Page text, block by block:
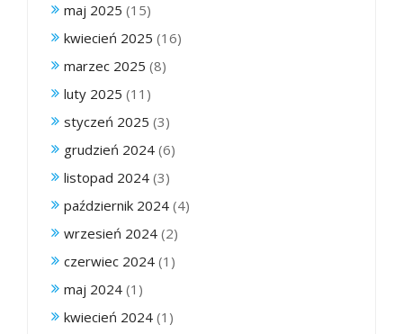
maj 2025 (15)
kwiecień 2025 (16)
marzec 2025 (8)
luty 2025 (11)
styczeń 2025 (3)
grudzień 2024 (6)
listopad 2024 (3)
październik 2024 (4)
wrzesień 2024 (2)
czerwiec 2024 (1)
maj 2024 (1)
kwiecień 2024 (1)